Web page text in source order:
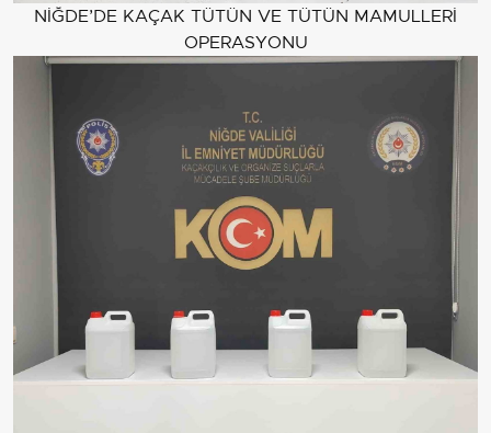
NİĞDE’DE KAÇAK TÜTÜN VE TÜTÜN MAMULLERİ
OPERASYONU